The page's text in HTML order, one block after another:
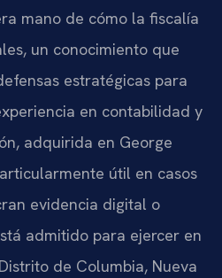
mano de cómo la fiscalía
un conocimiento que
estratégicas para
en contabilidad y
adquirida en George
útil en casos
evidencia digital o
admitido para ejercer en
de Columbia, Nueva